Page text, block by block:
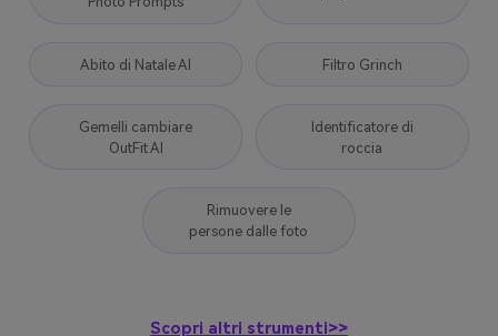
Abito di Natale AI Filtro Grinch
Gemelli cambiare
OutFit AI
Identificatore di
roccia
Rimuovere le
persone dalle foto
Scopri altri strumenti>>